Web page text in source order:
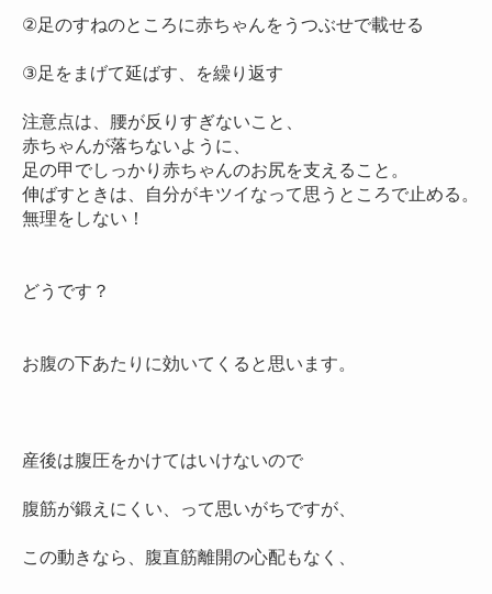
②足のすねのところに赤ちゃんをうつぶせで載せる
③足をまげて延ばす、を繰り返す
注意点は、腰が反りすぎないこと、
赤ちゃんが落ちないように、
足の甲でしっかり赤ちゃんのお尻を支えること。
伸ばすときは、自分がキツイなって思うところで止める。
無理をしない！
どうです？
お腹の下あたりに効いてくると思います。
産後は腹圧をかけてはいけないので
腹筋が鍛えにくい、って思いがちですが、
この動きなら、腹直筋離開の心配もなく、